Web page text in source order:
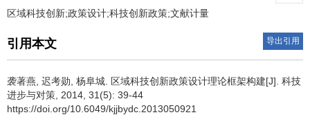
区域科技创新;政策设计;科技创新政策;文献计量
引用本文 导出引用
袭著燕 迟考勋 杨阜城
区域科技创新政策设计理论框架构建[J]. 科技
进步与对策, 2014, 31(5): 39-44
https://doi.org/10.6049/kjjbydc.2013050921